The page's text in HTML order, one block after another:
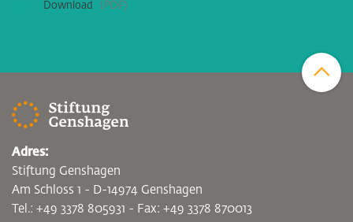
Download PDF
Zum
Adres:
Stiftung Genshagen
Am Schloss 1 - D-14974 Genshagen
Tel.: +49 3378 805931 - Fax: +49 3378 870013